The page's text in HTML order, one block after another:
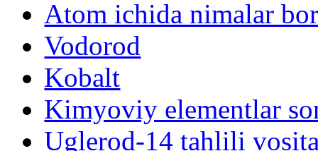
Atom ichida nimalar
Vodorod
Kobalt
Kimyoviy elementlar
Uglerod-14 tahlili